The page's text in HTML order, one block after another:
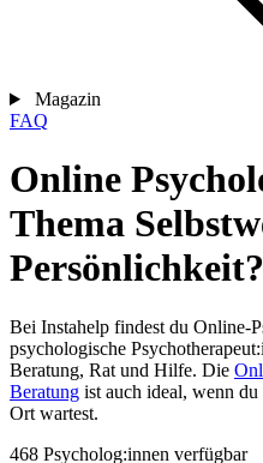
Magazin
FAQ
Online
Thema
Persönlichkeit?
Bei Instahelp findest du Online-
psychologische
Beratung, Rat und Hilfe. Die
Beratung ist auch ideal, wenn
Ort wartest.
468 Psycholog:innen verfügbar